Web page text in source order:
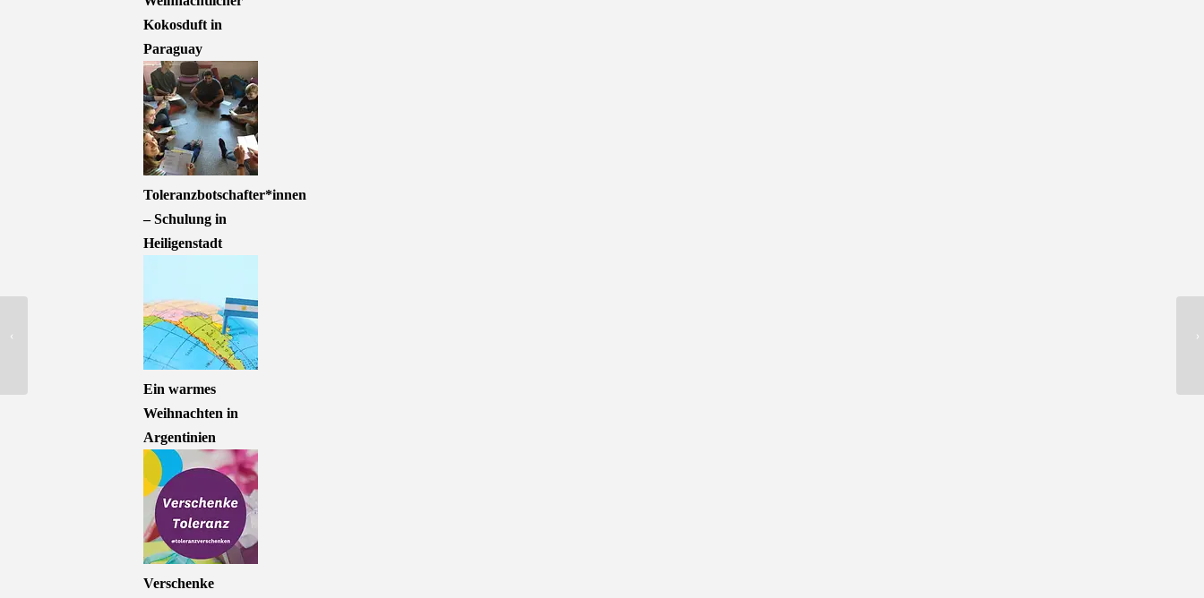
Kokosduft in
Paraguay
Toleranzbotschafter*innen
– Schulung in
Heiligenstadt
Ein warmes
Weihnachten in
Argentinien
Verschenke
goes to Colored Glasses!